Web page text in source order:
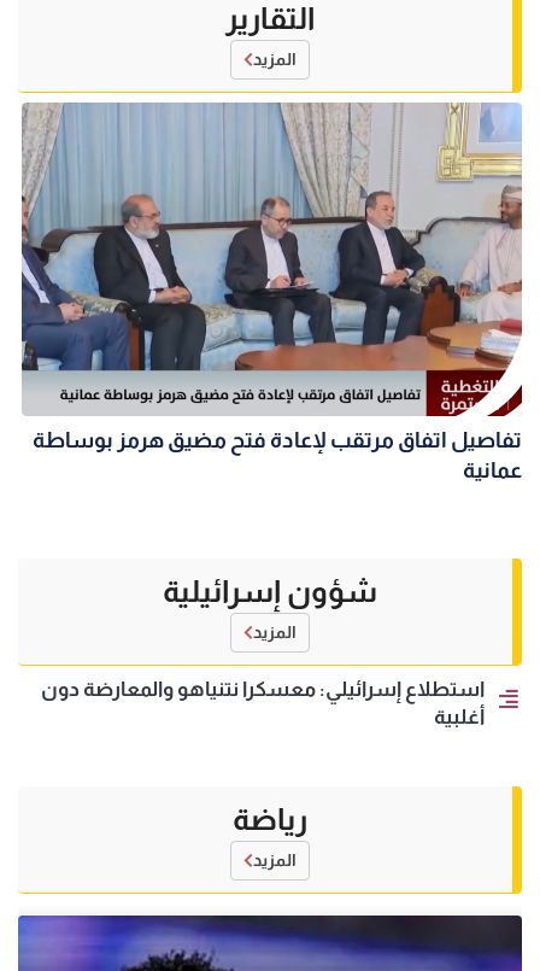
التقارير
المزيد
تفاصيل اتفاق مرتقب لإعادة فتح مضيق هرمز بوساطة
عمانية
شؤون إسرائيلية
المزيد
استطلاع إسرائيلي: معسكرا نتنياهو والمعارضة دون
أغلبية
رياضة
المزيد